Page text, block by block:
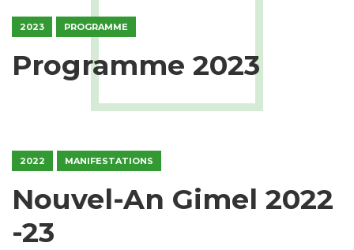
2023 PROGRAMME
Programme 2023
2022 MANIFESTATIONS
Nouvel-An Gimel 2022
-23